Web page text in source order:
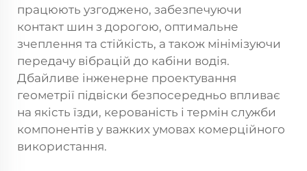
працюють узгоджено, забезпечуючи
контакт шин з дорогою, оптимальне
зчеплення та стійкість, а також мінімізуючи
передачу вібрацій до кабіни водія.
Дбайливе інженерне проектування
геометрії підвіски безпосередньо впливає
на якість їзди, керованість і термін служби
компонентів у важких умовах комерційного
використання.